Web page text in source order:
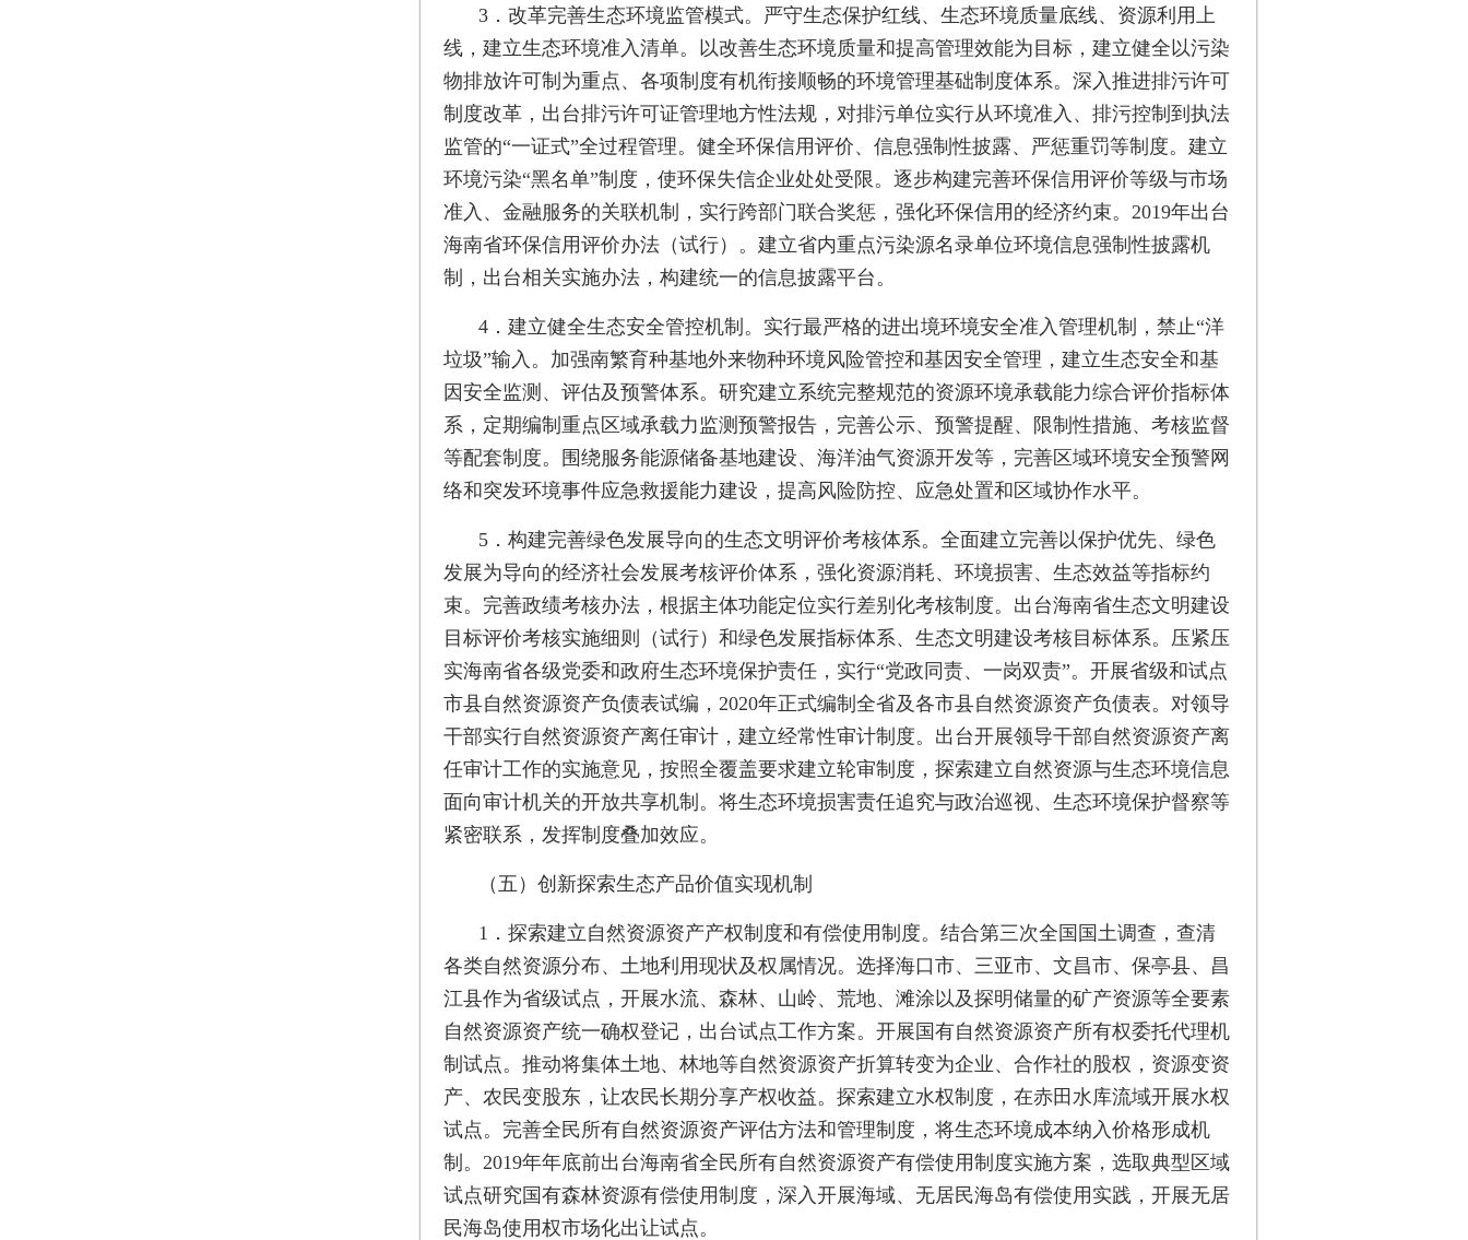
3．改革完善生态环境监管模式。严守生态保护红线、生态环境质量底线、资源利用上
线，建立生态环境准入清单。以改善生态环境质量和提高管理效能为目标，建立健全以污染
物排放许可制为重点、各项制度有机衔接顺畅的环境管理基础制度体系。深入推进排污许可
制度改革，出台排污许可证管理地方性法规，对排污单位实行从环境准入、排污控制到执法
监管的“一证式”全过程管理。健全环保信用评价、信息强制性披露、严惩重罚等制度。建立
环境污染“黑名单”制度，使环保失信企业处处受限。逐步构建完善环保信用评价等级与市场
准入、金融服务的关联机制，实行跨部门联合奖惩，强化环保信用的经济约束。2019年出台
海南省环保信用评价办法（试行）。建立省内重点污染源名录单位环境信息强制性披露机
制，出台相关实施办法，构建统一的信息披露平台。
4．建立健全生态安全管控机制。实行最严格的进出境环境安全准入管理机制，禁止“洋
垃圾”输入。加强南繁育种基地外来物种环境风险管控和基因安全管理，建立生态安全和基
因安全监测、评估及预警体系。研究建立系统完整规范的资源环境承载能力综合评价指标体
系，定期编制重点区域承载力监测预警报告，完善公示、预警提醒、限制性措施、考核监督
等配套制度。围绕服务能源储备基地建设、海洋油气资源开发等，完善区域环境安全预警网
络和突发环境事件应急救援能力建设，提高风险防控、应急处置和区域协作水平。
5．构建完善绿色发展导向的生态文明评价考核体系。全面建立完善以保护优先、绿色
发展为导向的经济社会发展考核评价体系，强化资源消耗、环境损害、生态效益等指标约
束。完善政绩考核办法，根据主体功能定位实行差别化考核制度。出台海南省生态文明建设
目标评价考核实施细则（试行）和绿色发展指标体系、生态文明建设考核目标体系。压紧压
实海南省各级党委和政府生态环境保护责任，实行“党政同责、一岗双责”。开展省级和试点
市县自然资源资产负债表试编，2020年正式编制全省及各市县自然资源资产负债表。对领导
干部实行自然资源资产离任审计，建立经常性审计制度。出台开展领导干部自然资源资产离
任审计工作的实施意见，按照全覆盖要求建立轮审制度，探索建立自然资源与生态环境信息
面向审计机关的开放共享机制。将生态环境损害责任追究与政治巡视、生态环境保护督察等
紧密联系，发挥制度叠加效应。
（五）创新探索生态产品价值实现机制
1．探索建立自然资源资产产权制度和有偿使用制度。结合第三次全国国土调查，查清
各类自然资源分布、土地利用现状及权属情况。选择海口市、三亚市、文昌市、保亭县、昌
江县作为省级试点，开展水流、森林、山岭、荒地、滩涂以及探明储量的矿产资源等全要素
自然资源资产统一确权登记，出台试点工作方案。开展国有自然资源资产所有权委托代理机
制试点。推动将集体土地、林地等自然资源资产折算转变为企业、合作社的股权，资源变资
产、农民变股东，让农民长期分享产权收益。探索建立水权制度，在赤田水库流域开展水权
试点。完善全民所有自然资源资产评估方法和管理制度，将生态环境成本纳入价格形成机
制。2019年年底前出台海南省全民所有自然资源资产有偿使用制度实施方案，选取典型区域
试点研究国有森林资源有偿使用制度，深入开展海域、无居民海岛有偿使用实践，开展无居
民海岛使用权市场化出让试点。